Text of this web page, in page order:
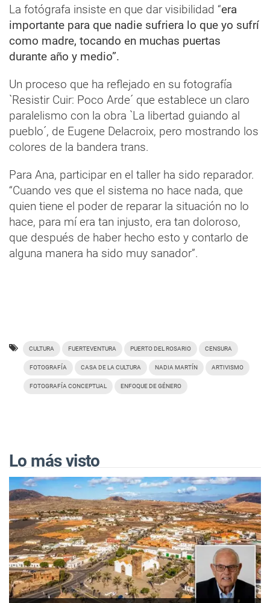
La fotógrafa insiste en que dar visibilidad “era
importante para que nadie sufriera lo que yo sufrí
como madre, tocando en muchas puertas
durante año y medio”.
Un proceso que ha reflejado en su fotografía
`Resistir Cuir: Poco Arde´ que establece un claro
paralelismo con la obra `La libertad guiando al
pueblo´, de Eugene Delacroix, pero mostrando los
colores de la bandera trans.
Para Ana, participar en el taller ha sido reparador.
“Cuando ves que el sistema no hace nada, que
quien tiene el poder de reparar la situación no lo
hace, para mí era tan injusto, era tan doloroso,
que después de haber hecho esto y contarlo de
alguna manera ha sido muy sanador”.
CULTURA FUERTEVENTURA PUERTO DEL ROSARIO CENSURA
FOTOGRAFÍA CASA DE LA CULTURA NADIA MARTÍN ARTIVISMO
FOTOGRAFÍA CONCEPTUAL ENFOQUE DE GÉNERO
Lo más visto